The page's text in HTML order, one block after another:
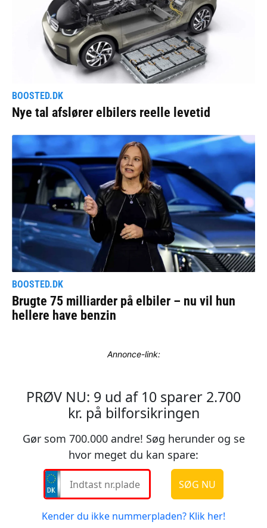
Annonce-link: